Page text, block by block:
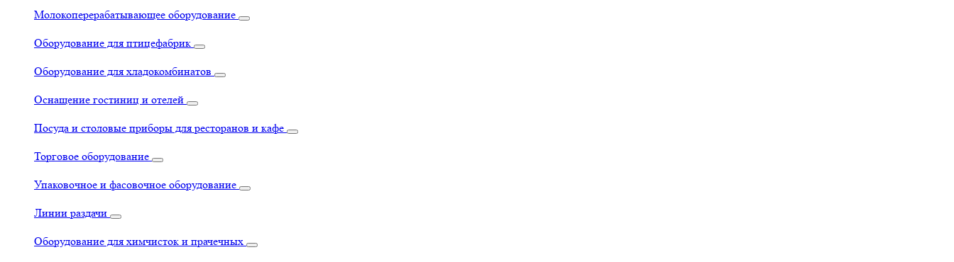
Молокоперерабатывающее оборудование
Оборудование для птицефабрик
Оборудование для хладокомбинатов
Оснащение гостиниц и отелей
Посуда и столовые приборы для ресторанов и кафе
Торговое оборудование
Упаковочное и фасовочное оборудование
Линии раздачи
Оборудование для химчисток и прачечных